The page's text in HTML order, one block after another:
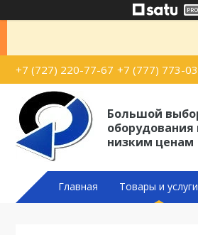
+7 (727) 220-77-67 +7 (777) 773-
Большой
оборудования
низким ценам
Главная Товары и услуги